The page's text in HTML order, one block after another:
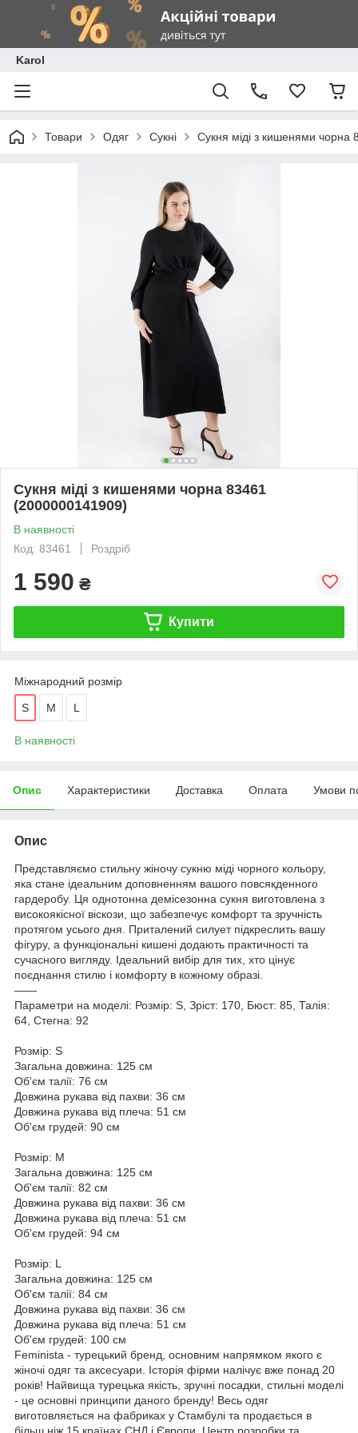
Karol
Товари Одяг Сукні Сукня міді з кишенями
Сукня міді з кишенями чорна 83461
(2000000141909)
В наявності
Код: 83461
Роздріб
1 590 ₴
Купити
Міжнародний розмір
S M L
В наявності
Опис Характеристики Доставка Оплата Умови
Опис
Представляємо стильну жіночу сукню міді чорного кольору,
яка стане ідеальним доповненням вашого повсякденного
гардеробу. Ця однотонна демісезонна сукня виготовлена з
високоякісної віскози, що забезпечує комфорт та зручність
протягом усього дня. Приталений силует підкреслить вашу
фігуру, а функціональні кишені додають практичності та
сучасного вигляду. Ідеальний вибір для тих, хто цінує
поєднання стилю і комфорту в кожному образі.
——
Параметри на моделі: Розмір: S, Зріст: 170, Бюст: 85, Талія:
64, Стегна: 92
Розмір: S
Загальна довжина: 125 см
Об'єм талії: 76 см
Довжина рукава від пахви: 36 см
Довжина рукава від плеча: 51 см
Об'єм грудей: 90 см
Розмір: M
Загальна довжина: 125 см
Об'єм талії: 82 см
Довжина рукава від пахви: 36 см
Довжина рукава від плеча: 51 см
Об'єм грудей: 94 см
Розмір: L
Загальна довжина: 125 см
Об'єм талії: 84 см
Довжина рукава від пахви: 36 см
Довжина рукава від плеча: 51 см
Об'єм грудей: 100 см
Feminista - турецький бренд, основним напрямком якого є
жіночі одяг та аксесуари. Історія фірми налічує вже понад 20
років! Найвища турецька якість, зручні посадки, стильні моделі
- це основні принципи даного бренду! Весь одяг
виготовляється на фабриках у Стамбулі та продається в
більш ніж 15 країнах СНД і Європи. Центр розробки та